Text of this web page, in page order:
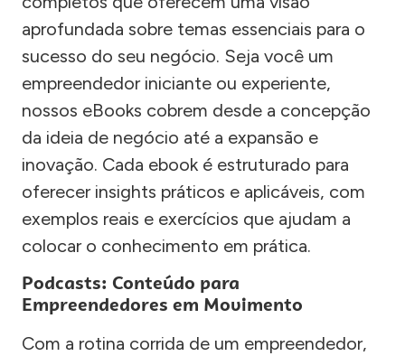
aprofundada sobre temas essenciais para o
sucesso do seu negócio. Seja você um
empreendedor iniciante ou experiente,
nossos eBooks cobrem desde a concepção
da ideia de negócio até a expansão e
inovação. Cada ebook é estruturado para
oferecer insights práticos e aplicáveis, com
exemplos reais e exercícios que ajudam a
colocar o conhecimento em prática.
Podcasts: Conteúdo para
Empreendedores em Movimento
Com a rotina corrida de um empreendedor,